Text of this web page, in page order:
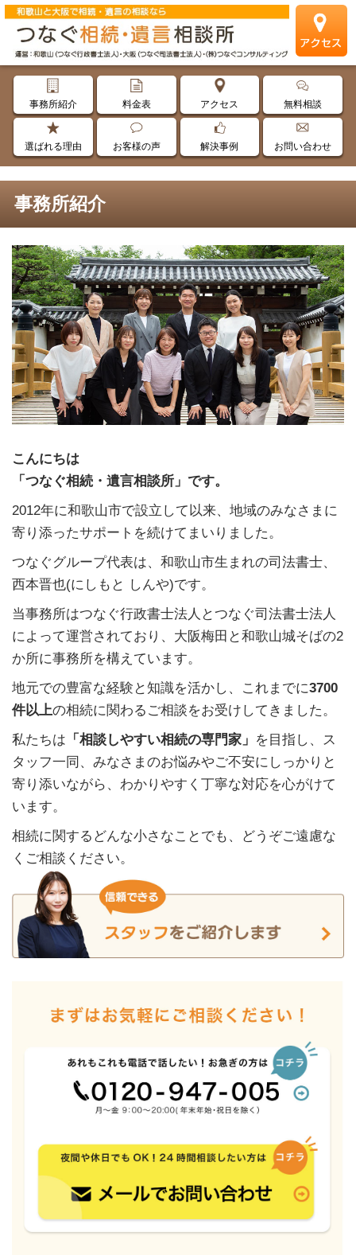
事務所紹介 料金表 アクセス 無料相談
選ばれる理由 お客様の声 解決事例 お問い合わせ
事務所紹介
こんにちは
「つなぐ相続・遺言相談所」です。
2012年に和歌山市で設立して以来、地域のみなさまに
寄り添ったサポートを続けてまいりました。
つなぐグループ代表は、和歌山市生まれの司法書士、
西本晋也(にしもと しんや)です。
当事務所はつなぐ行政書士法人とつなぐ司法書士法人
によって運営されており、大阪梅田と和歌山城そばの2
か所に事務所を構えています。
地元での豊富な経験と知識を活かし、これまでに3700
件以上の相続に関わるご相談をお受けしてきました。
私たちは 「相談しやすい相続の専門家」 を目指し、ス
タッフ一同、みなさまのお悩みやご不安にしっかりと
寄り添いながら、わかりやすく丁寧な対応を心がけて
います。
相続に関するどんな小さなことでも、どうぞご遠慮な
くご相談ください。